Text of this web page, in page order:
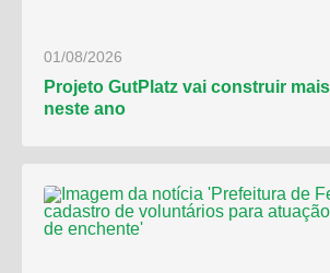
01/08/2026
Projeto GutPlatz vai construir
neste ano